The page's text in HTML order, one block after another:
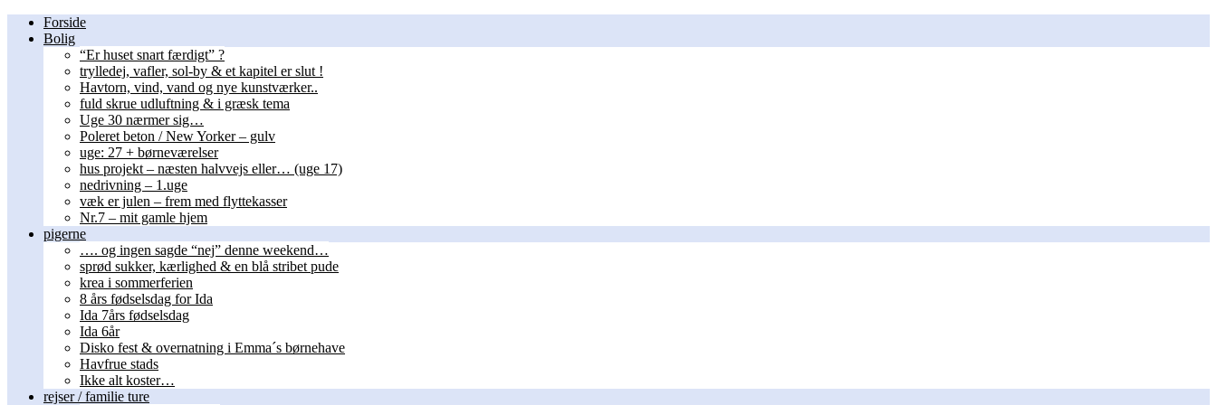
Forside
Bolig
“Er huset snart færdigt” ?
trylledej, vafler, sol-by & et kapitel er slut !
Havtorn, vind, vand og nye kunstværker..
fuld skrue udluftning & i græsk tema
Uge 30 nærmer sig…
Poleret beton / New Yorker – gulv
uge: 27 + børneværelser
hus projekt – næsten halvvejs eller… (uge 17)
nedrivning – 1.uge
væk er julen – frem med flyttekasser
Nr.7 – mit gamle hjem
pigerne
…. og ingen sagde “nej” denne weekend…
sprød sukker, kærlighed & en blå stribet pude
krea i sommerferien
8 års fødselsdag for Ida
Ida 7års fødselsdag
Ida 6år
Disko fest & overnatning i Emma´s børnehave
Havfrue stads
Ikke alt koster…
rejser / familie ture